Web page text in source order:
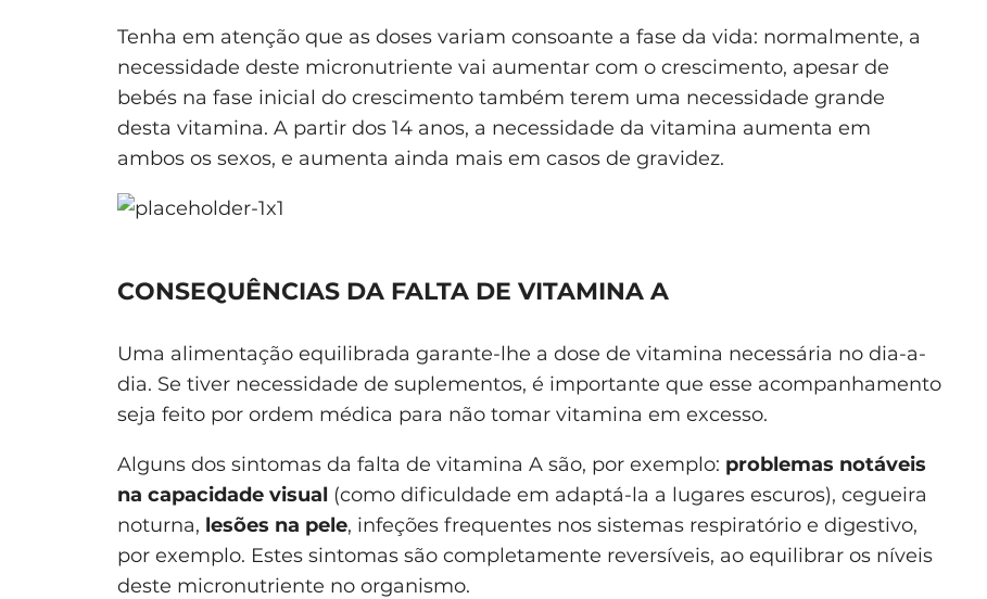
Tenha em atenção que as doses variam consoante a fase da vida: normalmente, a
necessidade deste micronutriente vai aumentar com o crescimento, apesar de
bebés na fase inicial do crescimento também terem uma necessidade grande
desta vitamina. A partir dos 14 anos, a necessidade da vitamina aumenta em
ambos os sexos, e aumenta ainda mais em casos de gravidez.
CONSEQUÊNCIAS DA FALTA DE VITAMINA A
Uma alimentação equilibrada garante-lhe a dose de vitamina necessária no dia-a-
dia. Se tiver necessidade de suplementos, é importante que esse acompanhamento
seja feito por ordem médica para não tomar vitamina em excesso.
Alguns dos sintomas da falta de vitamina A são, por exemplo: problemas notáveis
na capacidade visual (como dificuldade em adaptá-la a lugares escuros), cegueira
noturna, lesões na pele, infeções frequentes nos sistemas respiratório e digestivo,
por exemplo. Estes sintomas são completamente reversíveis, ao equilibrar os níveis
deste micronutriente no organismo.